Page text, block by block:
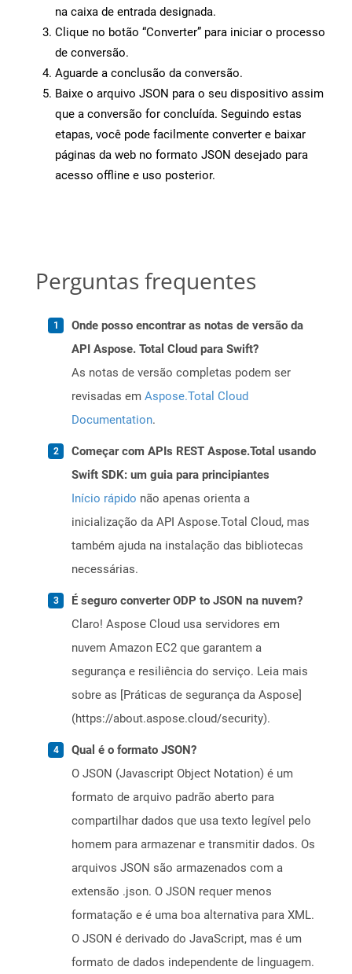
na caixa de entrada designada.
Clique no botão “Converter” para iniciar o processo
de conversão.
Aguarde a conclusão da conversão.
Baixe o arquivo JSON para o seu dispositivo assim
que a conversão for concluída. Seguindo estas
etapas, você pode facilmente converter e baixar
páginas da web no formato JSON desejado para
acesso offline e uso posterior.
Perguntas frequentes
Onde posso encontrar as notas de versão da
API Aspose. Total Cloud para Swift?
As notas de versão completas podem ser
revisadas em Aspose.Total Cloud
Documentation.
Começar com APIs REST Aspose.Total usando
Swift SDK: um guia para principiantes
Início rápido não apenas orienta a
inicialização da API Aspose.Total Cloud, mas
também ajuda na instalação das bibliotecas
necessárias.
É seguro converter ODP to JSON na nuvem?
Claro! Aspose Cloud usa servidores em
nuvem Amazon EC2 que garantem a
segurança e resiliência do serviço. Leia mais
sobre as [Práticas de segurança da Aspose]
(https://about.aspose.cloud/security).
Qual é o formato JSON?
O JSON (Javascript Object Notation) é um
formato de arquivo padrão aberto para
compartilhar dados que usa texto legível pelo
homem para armazenar e transmitir dados. Os
arquivos JSON são armazenados com a
extensão .json. O JSON requer menos
formatação e é uma boa alternativa para XML.
O JSON é derivado do JavaScript, mas é um
formato de dados independente de linguagem.